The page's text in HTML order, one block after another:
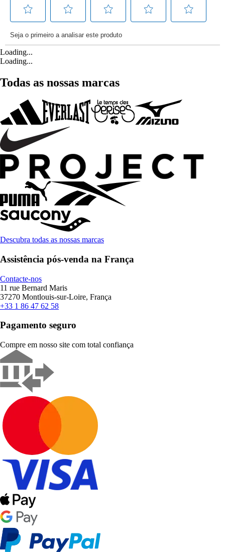
Loading...
Loading...
Todas as nossas marcas
Descubra todas as nossas marcas
Assistência pós-venda na França
Contacte-nos
11 rue Bernard Maris
37270 Montlouis-sur-Loire, França
+33 1 86 47 62 58
Pagamento seguro
Compre em nosso site com total confiança